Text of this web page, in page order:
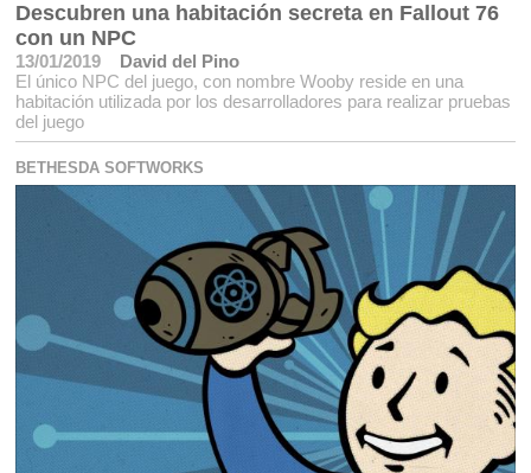
Descubren una habitación secreta en Fallout 76
con un NPC
13/01/2019
David del Pino
El único NPC del juego, con nombre Wooby reside en una
habitación utilizada por los desarrolladores para realizar pruebas
del juego
BETHESDA SOFTWORKS